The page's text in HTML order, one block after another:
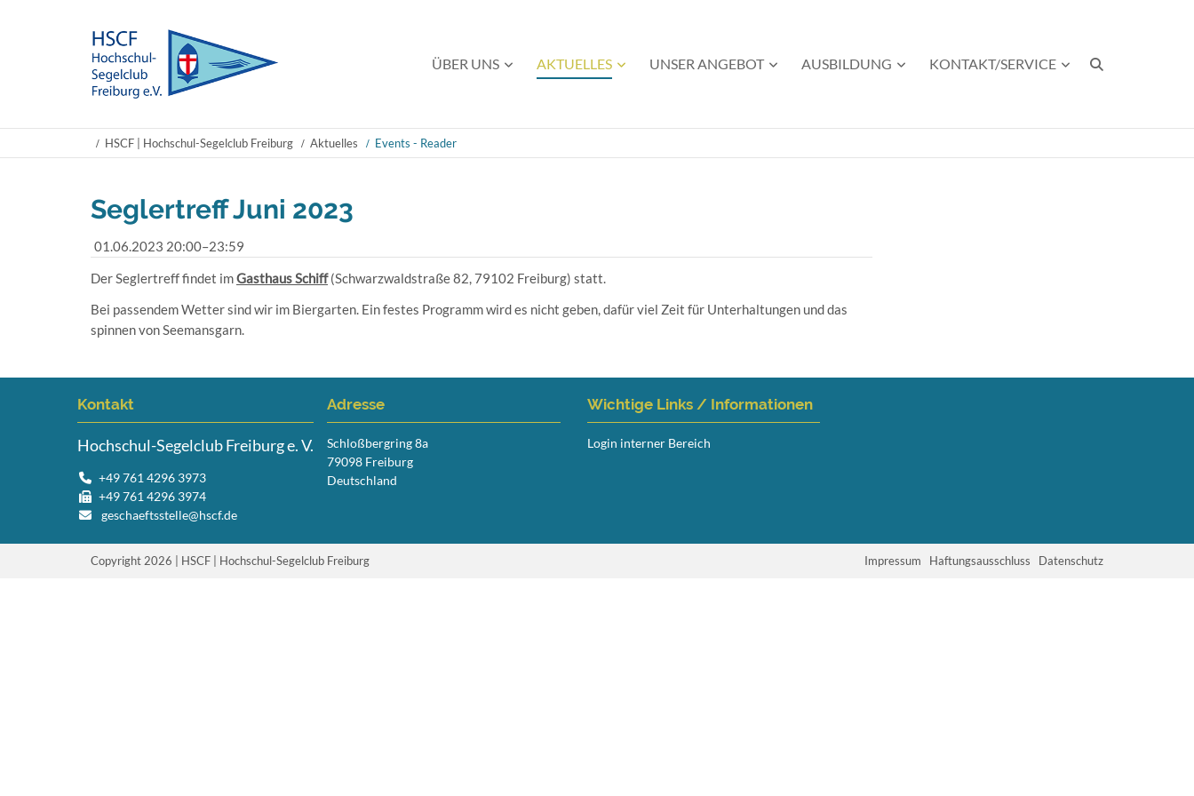
Navigation
ÜBER UNS AKTUELLES UNSER ANGEBOT AUSBILDUNG KONTAKT/SERVICE
HSCF | Hochschul-Segelclub Freiburg Aktuelles Events - Reader
Seglertreff Juni 2023
01.06.2023 20:00–23:59
Der Seglertreff findet imGasthaus Schiff(Schwarzwaldstraße 82, 79102 Freiburg) statt.
Bei passendem Wetter sind wir im Biergarten. Ein festes Programm wird es nicht geben, dafür viel Zeit für Unterhaltungen und das
spinnen von Seemansgarn.
Kontakt
Hochschul-Segelclub Freiburg e. V.
+49 761 4296 3973
+49 761 4296 3974
geschaeftsstelle@hscf.de
Adresse
Schloßbergring 8a
79098 Freiburg
Deutschland
Wichtige Links / Informationen
Login interner Bereich
Copyright 2026 | HSCF | Hochschul-Segelclub Freiburg Impressum Haftungsausschluss Datenschutz